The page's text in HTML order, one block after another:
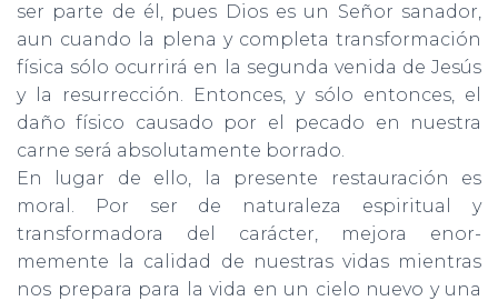
ser parte de él, pues Dios es un Señor sanador,
aun cuando la plena y completa transformación
física sólo ocurrirá en la segunda venida de Jesús
y la resurrección. Entonces, y sólo entonces, el
daño físico causado por el pecado en nuestra
carne será absolutamente borrado.
En lugar de ello, la presente restauración es
moral. Por ser de naturaleza espiritual y
transformadora del carácter, mejora enor­
memente la calidad de nuestras vidas mientras
nos prepara para la vida en un cielo nuevo y una